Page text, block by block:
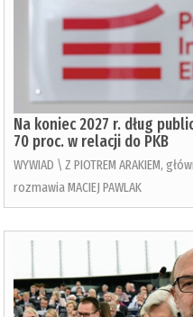
Na koniec 2027 r. dług
70 proc. w relacji do PKB
WYWIAD \ Z PIOTREM ARAKIEM,
rozmawia MACIEJ PAWLAK